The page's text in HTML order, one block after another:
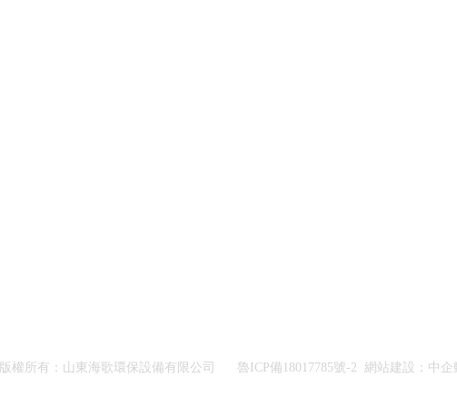
版權所有：山東海歌環保設備有限公司 魯ICP備18017785號-2 網站建設： 中企